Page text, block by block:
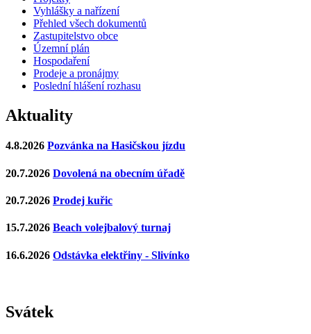
Vyhlášky a nařízení
Přehled všech dokumentů
Zastupitelstvo obce
Územní plán
Hospodaření
Prodeje a pronájmy
Poslední hlášení rozhasu
Aktuality
4.8.2026 Pozvánka na Hasičskou jízdu
20.7.2026 Dovolená na obecním úřadě
20.7.2026 Prodej kuřic
15.7.2026 Beach volejbalový turnaj
16.6.2026 Odstávka elektřiny - Slivínko
Svátek